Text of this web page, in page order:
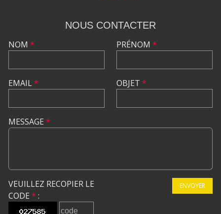
NOUS CONTACTER
NOM *
EMAIL*
PRÉNOM *
OBJET *
MESSAGE *
VEUILLEZ RECOPIER LE
CODE * :
ENVOYER